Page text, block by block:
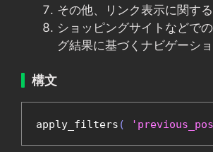
その他、リンク表示に関す
ショッピングサイトなどで
グ結果に基づくナビゲーシ
構文
apply_filters (